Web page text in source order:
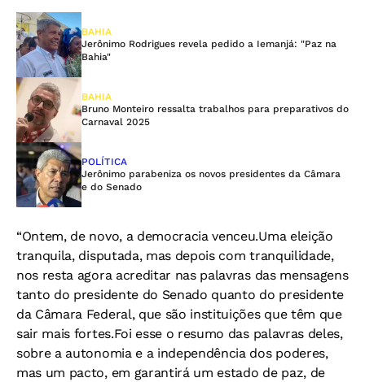
BAHIA
Jerônimo Rodrigues revela pedido a Iemanjá: "Paz na
Bahia"
BAHIA
Bruno Monteiro ressalta trabalhos para preparativos do
Carnaval 2025
POLÍTICA
Jerônimo parabeniza os novos presidentes da Câmara
e do Senado
“Ontem, de novo, a democracia venceu.Uma eleição
tranquila, disputada, mas depois com tranquilidade,
nos resta agora acreditar nas palavras das mensagens
tanto do presidente do Senado quanto do presidente
da Câmara Federal, que são instituições que têm que
sair mais fortes.Foi esse o resumo das palavras deles,
sobre a autonomia e a independência dos poderes,
mas um pacto, em garantirá um estado de paz, de